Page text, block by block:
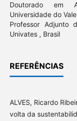
Doutorado em
Universidade do
Professor Adjunto
Univates , Brasil
REFERÊNCIAS
ALVES, Ricardo
volta da